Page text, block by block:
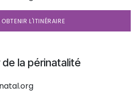
OBTENIR L'ITINÉRAIRE
la périnatalité